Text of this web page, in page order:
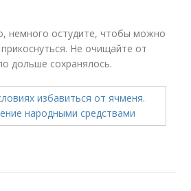
немного остудите, чтобы можно
Не очищайте от
дольше сохранялось.